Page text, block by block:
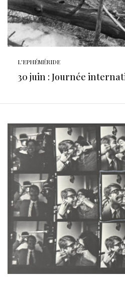
L'EPHÉMÉRIDE
30 juin : Journée